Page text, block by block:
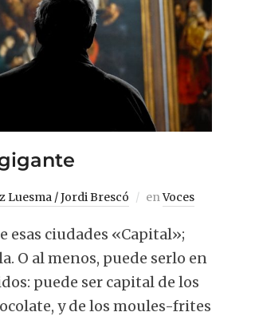
Luesma / Jordi Brescó enVoces
esas ciudades «Capital»;
O al menos, puede serlo en
puede ser capital de los
y de los moules-frites